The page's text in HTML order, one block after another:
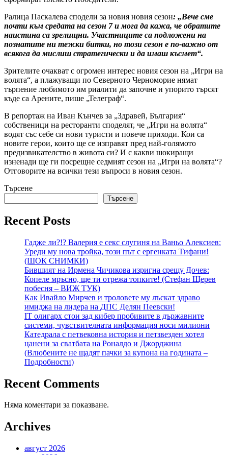
Ралица Паскалева сподели за новия новия сезон: „Вече сме
почти към средата на сезон 7 и мога да кажа, че обратите
наистина са зрелищни. Участниците са подложени на
познатите ни тежки битки, но този сезон е по-важно от
всякога да мислиш стратегически и да имаш късмет“.
Зрителите очакват с огромен интерес новия сезон на „Игри на
волята“, а плажуващи по Северното Черноморие нямат
търпение любимото им риалити да започне и упорито търсят
къде са Арените, пише „Телеграф“.
В репортаж на Иван Кънчев за „Здравей, България“
собственици на ресторанти споделят, че „Игри на волята“
водят със себе си нови туристи и повече приходи. Кои са
новите герои, които ще се изправят пред най-голямото
предизвикателство в живота си? И с какви шокиращи
изненади ще ги посрещне седмият сезон на „Игри на волята“?
Отговорите на всички тези въпроси в новия сезон.
Търсене
Търсене
Recent Posts
Гадже ли?!? Валерия е секс слугиня на Ваньо Алексиев:
Уреди му нова тройка, този път с ергенката Тифани!
(ШОК СНИМКИ)
Бившият на Ирмена Чичикова изригна срещу Дочев:
Копеле мръсно, ще ти отрежа топките! (Стефан Щерев
побесня – ВИЖ ТУК)
Как Ивайло Мирчев и троловете му лъскат здраво
имиджа на лидера на ДПС Делян Пеевски!
IT олигарх стои зад кибер пробивите в държавните
системи, чувствителната информация носи милиони
Катедрала с петвековна история и петзвезден хотел
цанени за сватбата на Роналдо и Джорджина
(Влюбените не щадят пачки за купона на годината –
Подробности)
Recent Comments
Няма коментари за показване.
Archives
август 2026